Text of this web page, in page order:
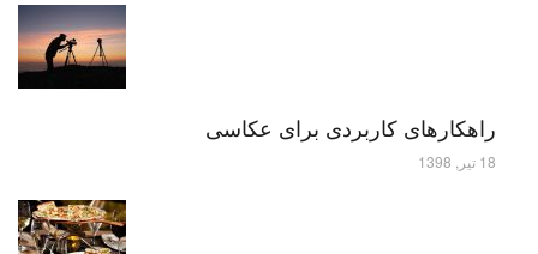
راهکارهای کاربردی برای عکاسی
18 تیر, 1398